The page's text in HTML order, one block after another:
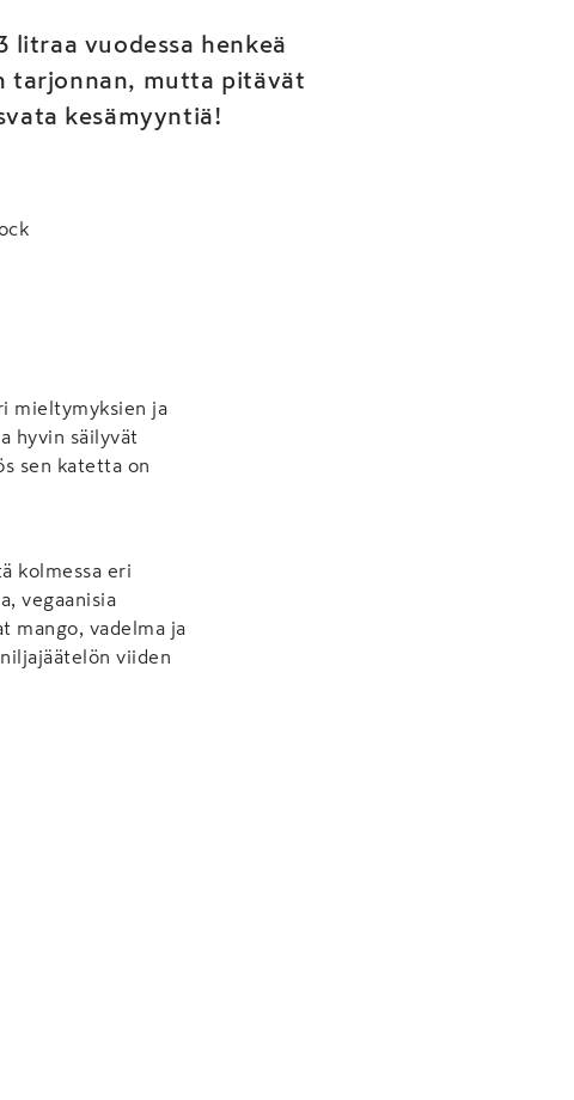
litraa vuodessa henkeä
tarjonnan, mutta pitävät
kesämyyntiä!
mieltymyksien ja
hyvin säilyvät
sen katetta on
kolmessa eri
vegaanisia
mango, vadelma ja
viiden